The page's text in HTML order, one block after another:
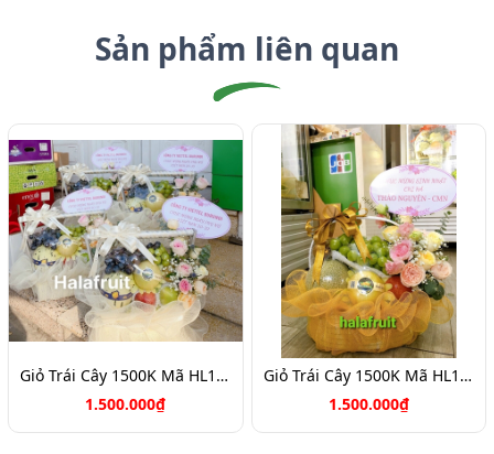
Sản phẩm liên quan
Giỏ Trái Cây 1500K Mã HL1066
1.500.000₫
Giỏ Trái Cây 1500K Mã HL1058
1.500.000₫